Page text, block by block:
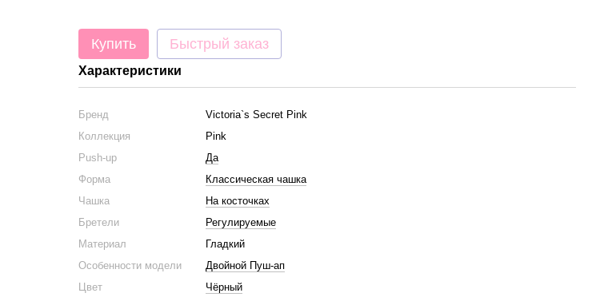
Купить Быстрый заказ
Характеристики
Бренд
Victoria`s Secret Pink
Коллекция
Pink
Push-up
Да
Форма
Классическая чашка
Чашка
На косточках
Бретели
Регулируемые
Материал
Гладкий
Особенности модели
Двойной Пуш-ап
Цвет
Чёрный